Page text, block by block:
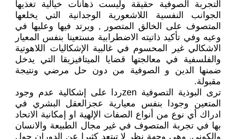
التجربة الصوفية حقيقة وليست ذهانات خيالية تغذيها
الجوانب النفسية اللاشعورية الوجدانية التي يخلعها
المتصوف على الخالق المتصور , ويرتد فيها وعليها في
وعيه وفي تأكيد ذاتيته الاضطرابية مستعينا بنفس المعيار
الاشكالي غير المحسوم في غالبية الإشكاليات اللاهوتية
والفلسفية في معالجتها قضايا الميتافيزيقا التي يدخل
ضمنها الدين و الصوفية من دون حل مرضي ونتيجة
مقبولة.
ترى البوذية التصوفية zenردا على إشكالية عدم وجود
المتعين وجودا بنفس معيارية عجزالعقل البشري في
ادراك أي نوع من أنواع الصفات الإلهية او إمكانية الاتحاد
بها في تجربة المتصوف في غير مجال الطبيعة والانسان
والكوني, وهي وجهة نظر لا تبتعد كثيرا عن الدوران حول